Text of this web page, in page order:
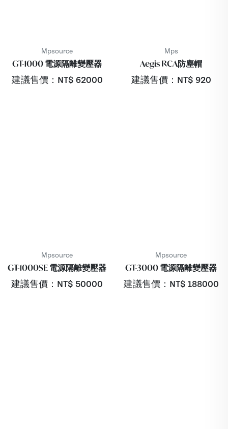
Mpsource
GT-1000 電源隔離變壓器
建議售價：NT$ 62000
Mps
Aegis RCA防塵帽
建議售價：NT$ 920
Mpsource
GT-1000SE 電源隔離變壓器
建議售價：NT$ 50000
Mpsource
GT-3000 電源隔離變壓器
建議售價：NT$ 188000